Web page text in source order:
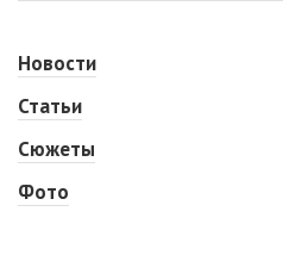
Новости
Статьи
Сюжеты
Фото